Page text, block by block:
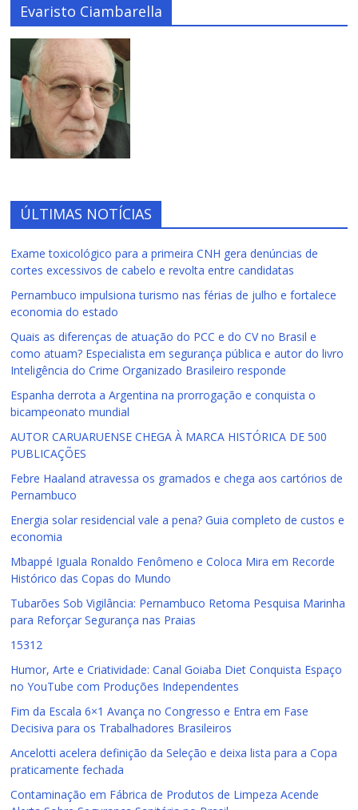
Evaristo Ciambarella
ÚLTIMAS NOTÍCIAS
Exame toxicológico para a primeira CNH gera denúncias de
cortes excessivos de cabelo e revolta entre candidatas
Pernambuco impulsiona turismo nas férias de julho e fortalece
economia do estado
Quais as diferenças de atuação do PCC e do CV no Brasil e
como atuam? Especialista em segurança pública e autor do livro
Inteligência do Crime Organizado Brasileiro responde
Espanha derrota a Argentina na prorrogação e conquista o
bicampeonato mundial
AUTOR CARUARUENSE CHEGA À MARCA HISTÓRICA DE 500
PUBLICAÇÕES
Febre Haaland atravessa os gramados e chega aos cartórios de
Pernambuco
Energia solar residencial vale a pena? Guia completo de custos e
economia
Mbappé Iguala Ronaldo Fenômeno e Coloca Mira em Recorde
Histórico das Copas do Mundo
Tubarões Sob Vigilância: Pernambuco Retoma Pesquisa Marinha
para Reforçar Segurança nas Praias
15312
Humor, Arte e Criatividade: Canal Goiaba Diet Conquista Espaço
no YouTube com Produções Independentes
Fim da Escala 6×1 Avança no Congresso e Entra em Fase
Decisiva para os Trabalhadores Brasileiros
Ancelotti acelera definição da Seleção e deixa lista para a Copa
praticamente fechada
Contaminação em Fábrica de Produtos de Limpeza Acende